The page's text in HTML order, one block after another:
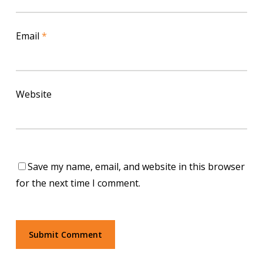
Email *
Website
Save my name, email, and website in this browser
for the next time I comment.